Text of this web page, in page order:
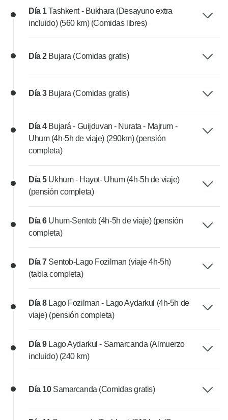
Día 1Tashkent - Bukhara (Desayuno extra
incluido) (560 km) (Comidas libres)
Día 2 Bujara (Comidas gratis)
Día 3 Bujara (Comidas gratis)
Día 4 Bujará - Guijduvan - Nurata - Majrum -
Uhum (4h-5h de viaje) (290km) (pensión
completa)
Día 5 Ukhum - Hayot- Uhum (4h-5h de viaje)
(pensión completa)
Día 6 Uhum-Sentob (4h-5h de viaje) (pensión
completa)
Día 7 Sentob-Lago Fozilman (viaje 4h-5h)
(tabla completa)
Día 8 Lago Fozilman - Lago Aydarkul (4h-5h de
viaje) (pensión completa)
Día 9 Lago Aydarkul - Samarcanda (Almuerzo
incluido) (240 km)
Día 10 Samarcanda (Comidas gratis)